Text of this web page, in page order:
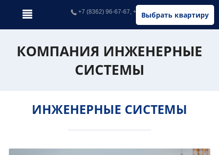
Выбрать квартиру
+7 (8362) 96-67-67, +7 (902) 326-67-67
КОМПАНИЯ ИНЖЕНЕРНЫЕ
СИСТЕМЫ
ИНЖЕНЕРНЫЕ СИСТЕМЫ